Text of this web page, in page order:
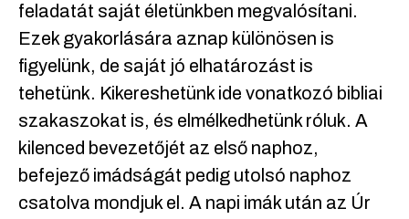
feladatát saját életünkben megvalósítani.
Ezek gyakorlására aznap különösen is
figyelünk, de saját jó elhatározást is
tehetünk. Kikereshetünk ide vonatkozó bibliai
szakaszokat is, és elmélkedhetünk róluk. A
kilenced bevezetőjét az első naphoz,
befejező imádságát pedig utolsó naphoz
csatolva mondjuk el. A napi imák után az Úr